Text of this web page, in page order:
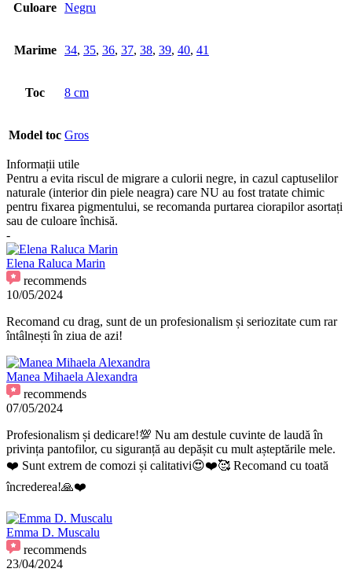
Culoare Negru
Marime 34, 35, 36, 37, 38, 39, 40, 41
Toc 8 cm
Model toc Gros
Informații utile
Pentru a evita riscul de migrare a culorii negre, in cazul captuselilor
naturale (interior din piele neagra) care NU au fost tratate chimic
pentru fixarea pigmentului, se recomanda purtarea ciorapilor asortați
sau de culoare închisă.
-
Elena Raluca Marin
recommends
10/05/2024
Recomand cu drag, sunt de un profesionalism și seriozitate cum rar
întâlnești în ziua de azi!
Manea Mihaela Alexandra
recommends
07/05/2024
Profesionalism și dedicare!💯 Nu am destule cuvinte de laudă în
privința pantofilor, cu siguranță au depășit cu mult așteptările mele.
❤️ Sunt extrem de comozi și calitativi😍❤️🥰 Recomand cu toată
încrederea!🙏❤️
Emma D. Muscalu
recommends
23/04/2024